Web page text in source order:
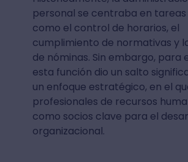
personal se centraba en
como el control de horarios, el
cumplimiento de normativas y
de nóminas. Sin embargo, para
esta función dio un salto
un enfoque estratégico, en el
profesionales de recursos
como socios clave para el
organizacional.